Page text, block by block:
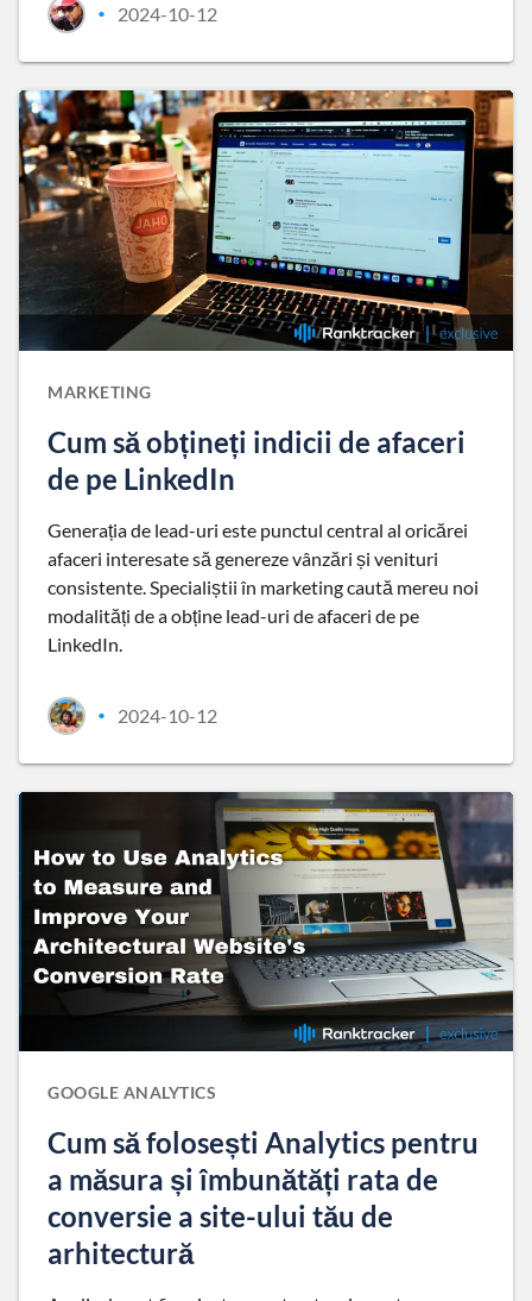
• 2024-10-12
MARKETING
Cum să obțineți indicii de afaceri
de pe LinkedIn
Generația de lead-uri este punctul central al oricărei
afaceri interesate să genereze vânzări și venituri
consistente. Specialiștii în marketing caută mereu noi
modalități de a obține lead-uri de afaceri de pe
LinkedIn.
• 2024-10-12
GOOGLE ANALYTICS
Cum să folosești Analytics pentru
a măsura și îmbunătăți rata de
conversie a site-ului tău de
arhitectură